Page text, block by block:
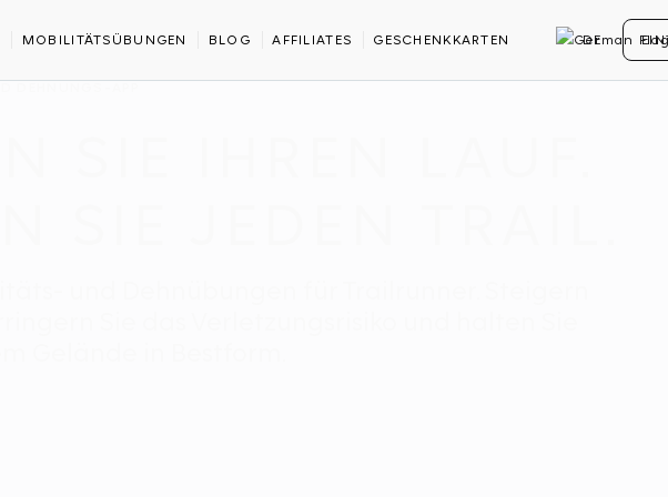
MOBILITÄTSÜBUNGEN BLOG AFFILIATES GESCHENKKARTEN DE